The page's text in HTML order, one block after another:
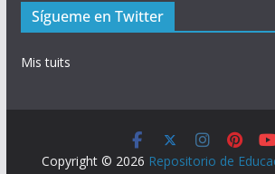
Sígueme en Twitter
Mis tuits
Copyright © 2026 Repositorio de